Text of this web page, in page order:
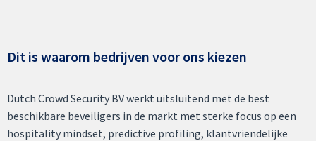
Dit is waarom bedrijven voor ons kiezen
Dutch Crowd Security BV werkt uitsluitend met de best
beschikbare beveiligers in de markt met sterke focus op een
hospitality mindset, predictive profiling, klantvriendelijke